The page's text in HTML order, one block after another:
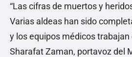
“Las cifras de muertos y
Varias aldeas han sido
y los equipos médicos trabajan
Sharafat Zaman, portavoz del